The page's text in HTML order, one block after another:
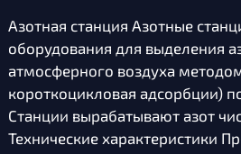
Азотная станция Азотные
оборудования для выделения
атмосферного воздуха
короткоцикловая адсорбции)
Станции вырабатывают азот
Технические характеристики